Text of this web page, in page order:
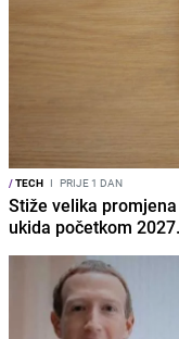
/TECH I PRIJE 1 DAN
Stiže velika
ukida početkom 2027.